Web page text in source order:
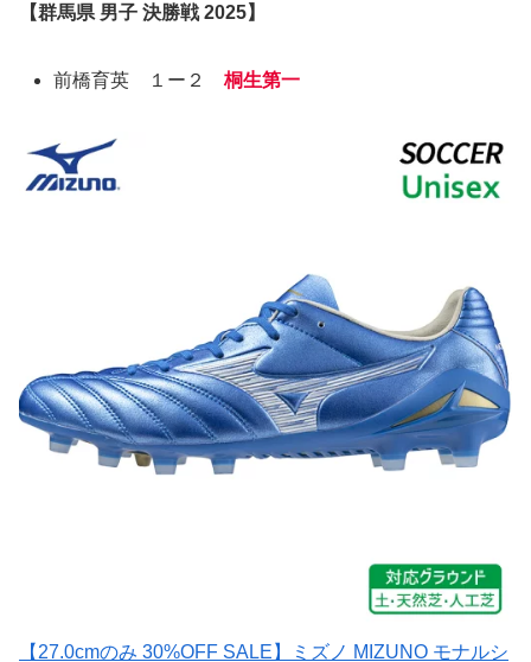
【群馬県 男子 決勝戦 2025】
前橋育英 １ー２桐生第一
【27.0cmのみ 30%OFF SALE】ミズノ MIZUNO モナルシ